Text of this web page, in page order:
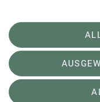
Südostbayernbike des
Steinwenderstraße 1
83317 Teisendorf
Telefon +49 8666 6177